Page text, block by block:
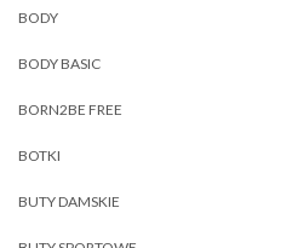
BODY
BODY BASIC
BORN2BE FREE
BOTKI
BUTY DAMSKIE